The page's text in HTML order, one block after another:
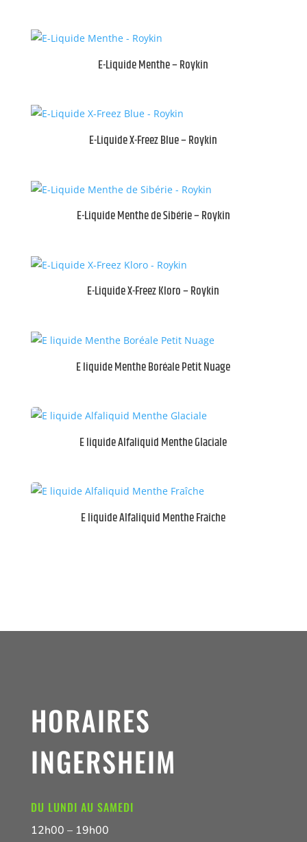
E-Liquide Menthe – Roykin
E-Liquide X-Freez Blue – Roykin
E-Liquide Menthe de Sibérie – Roykin
E-Liquide X-Freez Kloro – Roykin
E liquide Menthe Boréale Petit Nuage
E liquide Alfaliquid Menthe Glaciale
E liquide Alfaliquid Menthe Fraîche
HORAIRES
INGERSHEIM
DU LUNDI AU SAMEDI
12h00 – 19h00